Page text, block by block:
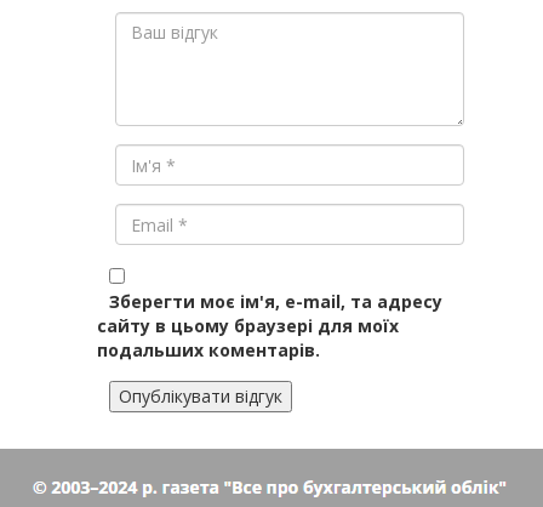
Зберегти моє ім'я, e-mail, та адресу
сайту в цьому браузері для моїх
подальших коментарів.